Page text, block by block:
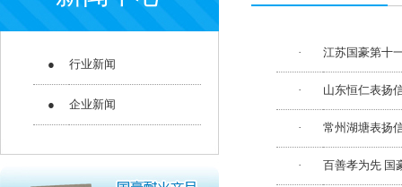
● 行业新闻
● 企业新闻
· 江苏国豪第十
· 山东恒仁表扬
· 常州湖塘表扬
· 百善孝为先 国